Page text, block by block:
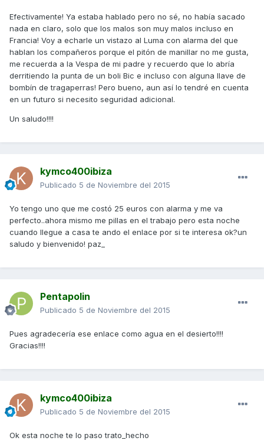
Efectivamente! Ya estaba hablado pero no sé, no había sacado
nada en claro, solo que los malos son muy malos incluso en
Francia! Voy a echarle un vistazo al Luma con alarma del que
hablan los compañeros porque el pitón de manillar no me gusta,
me recuerda a la Vespa de mi padre y recuerdo que lo abría
derritiendo la punta de un boli Bic e incluso con alguna llave de
bombín de tragaperras! Pero bueno, aun así lo tendré en cuenta
en un futuro si necesito seguridad adicional.
Un saludo!!!!
kymco400ibiza
Publicado 5 de Noviembre del 2015
Yo tengo uno que me costó 25 euros con alarma y me va
perfecto..ahora mismo me pillas en el trabajo pero esta noche
cuando llegue a casa te ando el enlace por si te interesa ok?un
saludo y bienvenido! paz_
Pentapolin
Publicado 5 de Noviembre del 2015
Pues agradecería ese enlace como agua en el desierto!!!!
Gracias!!!!
kymco400ibiza
Publicado 5 de Noviembre del 2015
Ok esta noche te lo paso trato_hecho